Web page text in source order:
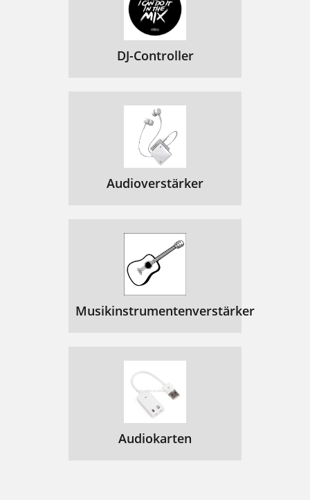
DJ-Controller
Audioverstärker
Musikinstrumentenverstärker
Audiokarten